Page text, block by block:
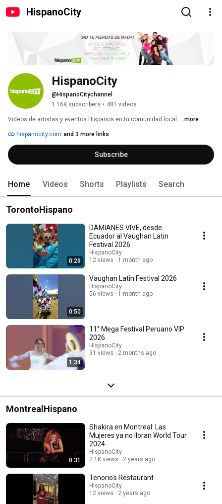
HispanoCity
HispanoCity
@HispanoCitychannel
1.16K subscribers • 481 videos
Videos de artistas y eventos Hispanos en tu comunidad local. ...more
hispanocity.com and 3 more links
Subscribe
Home Videos Shorts Playlists Search
TorontoHispano
0:29
DAMIANES VIVE, desde
Ecuador al Vaughan Latin
Festival 2026
HispanoCity
12 views
1 month ago
0:50
Vaughan Latin Festival 2026
HispanoCity
56 views
1 month ago
1:34
11° Mega Festival Peruano VIP
2026
HispanoCity
31 views
2 months ago
MontrealHispano
0:31
Shakira en Montreal: Las
Mujeres ya no lloran World Tour
2024
HispanoCity
2.1K views
2 years ago
Tenorio's Restaurant
HispanoCity
12 views
2 years ago